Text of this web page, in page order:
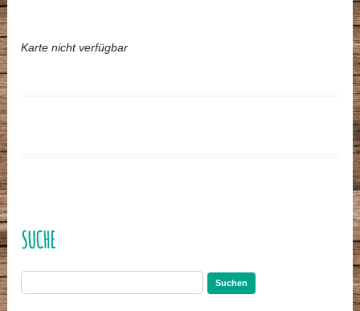
Karte nicht verfügbar
SUCHE
nach: